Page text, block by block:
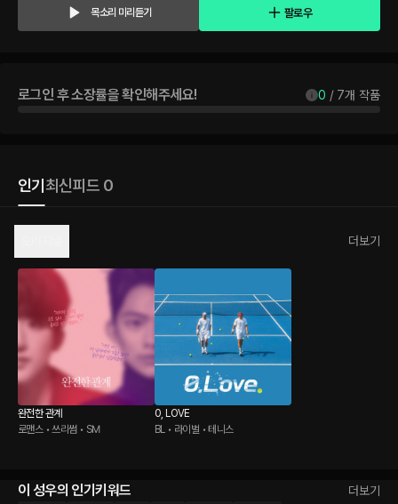
목소리 미리듣기 팔로우
로그인 후 소장률을 확인해주세요! 0 / 7개 작품
인기 최신피드 0
더보기
완전한 관계
로맨스 • 쓰리썸 • SM
0, LOVE
BL • 라이벌 • 테니스
이 성우의 인기키워드 더보기